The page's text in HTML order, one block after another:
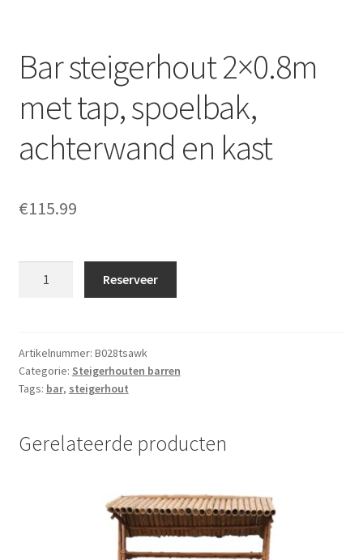
Bar steigerhout 2×0.8m
met tap, spoelbak,
achterwand en kast
€115.99
tap,
spoelbak,
achterwand
aantal
Reserveer
Artikelnummer: B028tsawk
Categorie: Steigerhouten barren
Tags: bar, steigerhout
Gerelateerde producten